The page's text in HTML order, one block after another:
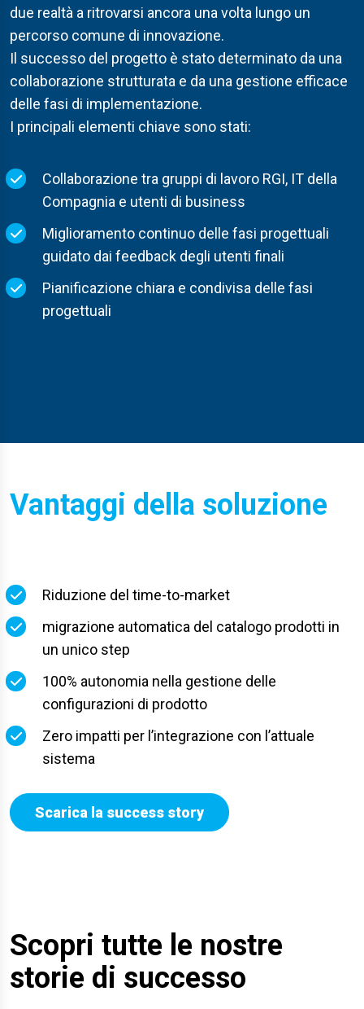
due realtà a ritrovarsi ancora una volta lungo un
percorso comune di innovazione.
Il successo del progetto è stato determinato da una
collaborazione strutturata e da una gestione efficace
delle fasi di implementazione.
I principali elementi chiave sono stati:
Collaborazione tra gruppi di lavoro RGI, IT della
Compagnia e utenti di business
Miglioramento continuo delle fasi progettuali
guidato dai feedback degli utenti finali
Pianificazione chiara e condivisa delle fasi
progettuali
Vantaggi della soluzione
Riduzione del time-to-market
migrazione automatica del catalogo prodotti in
un unico step
100% autonomia nella gestione delle
configurazioni di prodotto
Zero impatti per l’integrazione con l’attuale
sistema
Scarica la success story
Scopri tutte le nostre
storie di successo